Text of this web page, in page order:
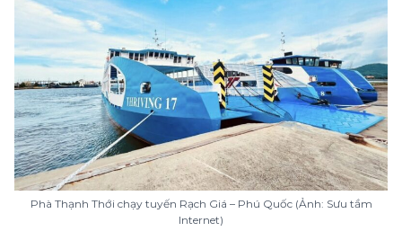
Phà Thạnh Thới chạy tuyến Rạch Giá – Phú Quốc (Ảnh: Sưu tầm
Internet)